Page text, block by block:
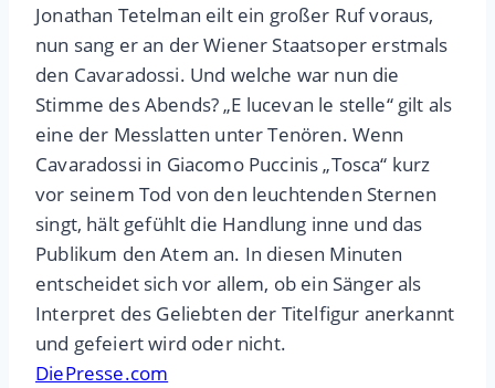
Jonathan Tetelman eilt ein großer Ruf voraus,
nun sang er an der Wiener Staatsoper erstmals
den Cavaradossi. Und welche war nun die
Stimme des Abends? „E lucevan le stelle“ gilt als
eine der Messlatten unter Tenören. Wenn
Cavaradossi in Giacomo Puccinis „Tosca“ kurz
vor seinem Tod von den leuchtenden Sternen
singt, hält gefühlt die Handlung inne und das
Publikum den Atem an. In diesen Minuten
entscheidet sich vor allem, ob ein Sänger als
Interpret des Geliebten der Titelfigur anerkannt
und gefeiert wird oder nicht.
DiePresse.com